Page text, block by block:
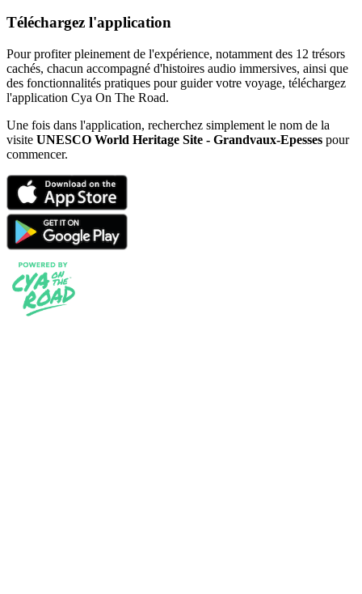
Téléchargez l'application
Pour profiter pleinement de l'expérience, notamment des 12 trésors
cachés, chacun accompagné d'histoires audio immersives, ainsi que
des fonctionnalités pratiques pour guider votre voyage, téléchargez
l'application Cya On The Road.
Une fois dans l'application, recherchez simplement le nom de la
visite UNESCO World Heritage Site - Grandvaux-Epesses pour
commencer.